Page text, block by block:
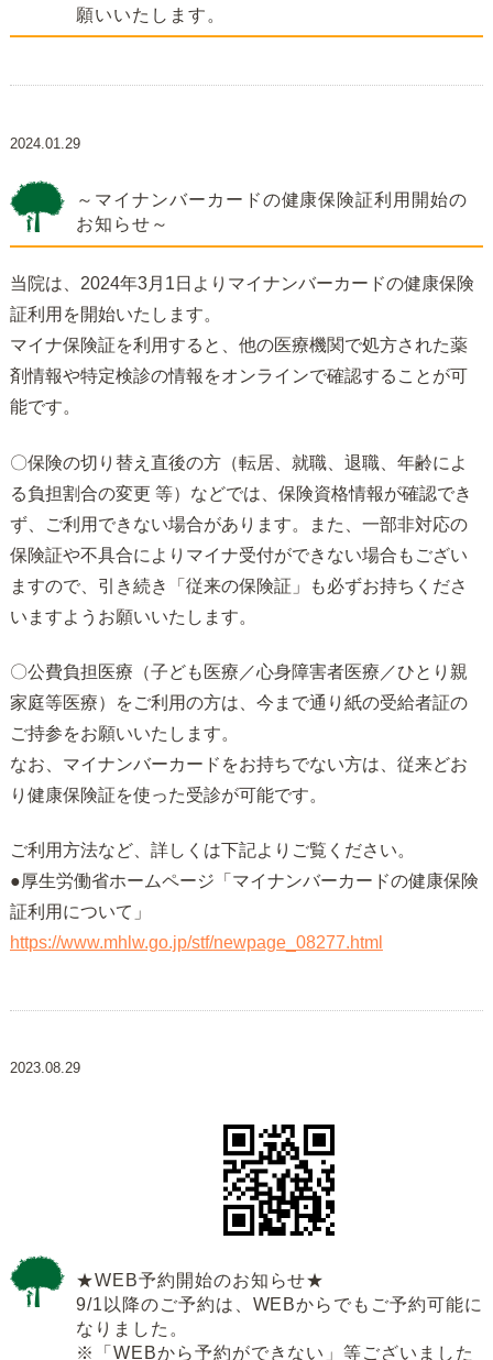
願いいたします。
2024.01.29
～マイナンバーカードの健康保険証利用開始の
お知らせ～
当院は、 2024年3月1日よりマイナンバーカードの健康保険
証利用を開始いたします。
マイナ保険証を利用すると、 他の医療機関で処方された薬
剤情報や特定検診の情報をオンラインで確認することが可
能です。
〇保険の切り替え直後の方（転居、就職、退職、 年齢によ
る負担割合の変更 等）などでは、保険資格情報が確認でき
ず、
ご利用できない場合があります。また、 一部非対応の
保険証や不具合によりマイナ受付ができない場合もござい
ますので、引き続き「従来の保険証」
も必ずお持ちくださ
いますようお願いいたします。
〇公費負担医療（子ども医療／心身障害者医療／ひとり親
家庭等医療）をご利用の方は、 今まで通り紙の受給者証の
ご持参をお願いいたします。
なお、マイナンバーカードをお持ちでない方は、 従来どお
り健康保険証を使った受診が可能です。
ご利用方法など、詳しくは下記よりご覧ください。
●厚生労働省ホームページ「 マイナンバーカードの健康保険
証利用について」
https://www.mhlw.go.jp/stf/newpage_08277.html
2023.08.29
★WEB予約開始のお知らせ★
9/1以降のご予約は、WEBからでもご予約可能に
なりました。
※「WEBから予約ができない」等ございました